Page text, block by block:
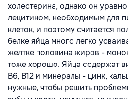
холестерина, однако он
лецитином, необходимым для
клеток, и поэтому считается
белке яйца много легко
желтке половина жиров -
тоже хорошо. Яйца содержат
В6, В12 и минералы - цинк,
нужные, чтобы решить